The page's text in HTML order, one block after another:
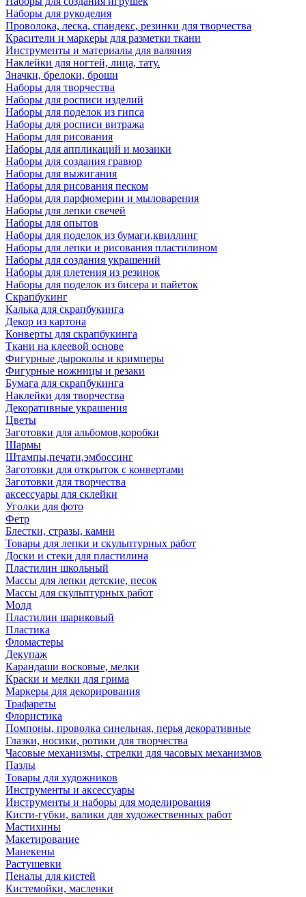
Наборы для рукоделия
Проволока, леска, спандекс, резинки для творчества
Красители и маркеры для разметки ткани
Инструменты и материалы для валяния
Наклейки для ногтей, лица, тату.
Значки, брелоки, броши
Наборы для творчества
Наборы для росписи изделий
Наборы для поделок из гипса
Наборы для росписи витража
Наборы для рисования
Наборы для аппликаций и мозаики
Наборы для создания гравюр
Наборы для выжигания
Наборы для рисования песком
Наборы для парфюмерии и мыловарения
Наборы для лепки свечей
Наборы для опытов
Наборы для поделок из бумаги,квиллинг
Наборы для лепки и рисования пластилином
Наборы для создания украшений
Наборы для плетения из резинок
Наборы для поделок из бисера и пайеток
Скрапбукинг
Калька для скрапбукинга
Декор из картона
Конверты для скрапбукинга
Ткани на клеевой основе
Фигурные дыроколы и кримперы
Фигурные ножницы и резаки
Бумага для скрапбукинга
Наклейки для творчества
Декоративные украшения
Цветы
Заготовки для альбомов,коробки
Шармы
Штампы,печати,эмбоссинг
Заготовки для открыток с конвертами
Заготовки для творчества
аксессуары для склейки
Уголки для фото
Фетр
Блестки, стразы, камни
Товары для лепки и скульптурных работ
Доски и стеки для пластилина
Пластилин школьный
Массы для лепки детские, песок
Массы для скульптурных работ
Молд
Пластилин шариковый
Пластика
Фломастеры
Декупаж
Карандаши восковые, мелки
Краски и мелки для грима
Маркеры для декорирования
Трафареты
Флористика
Помпоны, проволка синельная, перья декоративные
Глазки, носики, ротики для творчества
Часовые механизмы, стрелки для часовых механизмов
Пазлы
Товары для художников
Инструменты и аксессуары
Инструменты и наборы для моделирования
Кисти-губки, валики для художественных работ
Мастихины
Макетирование
Манекены
Растушевки
Пеналы для кистей
Кистемойки, масленки